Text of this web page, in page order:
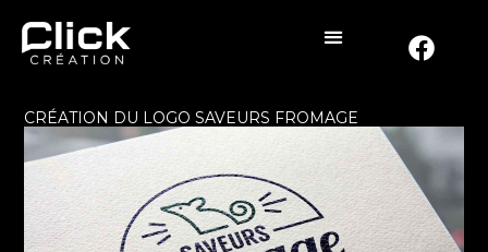
CRÉATION DU LOGO SAVEURS FROMAGE